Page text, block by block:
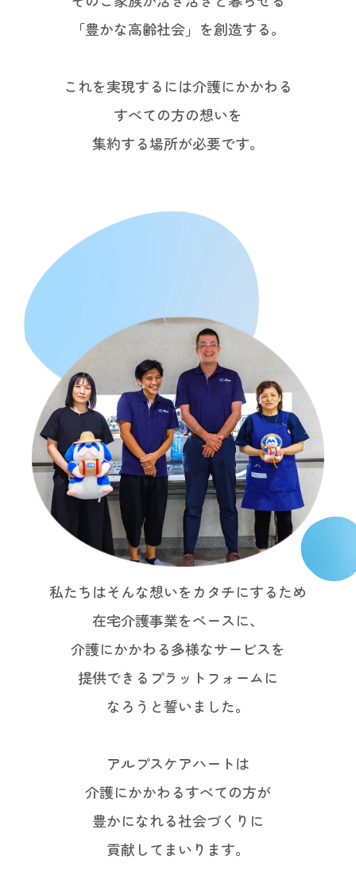
「豊かな高齢社会」を創造する。
これを実現するには介護にかかわる
すべての方の想いを
集約する場所が必要です。
私たちはそんな想いをカタチにするため
在宅介護事業をベースに、
介護にかかわる多様なサービスを
提供できるプラットフォームに
なろうと誓いました。
アルプスケアハートは
介護にかかわるすべての方が
豊かになれる社会づくりに
貢献してまいります。